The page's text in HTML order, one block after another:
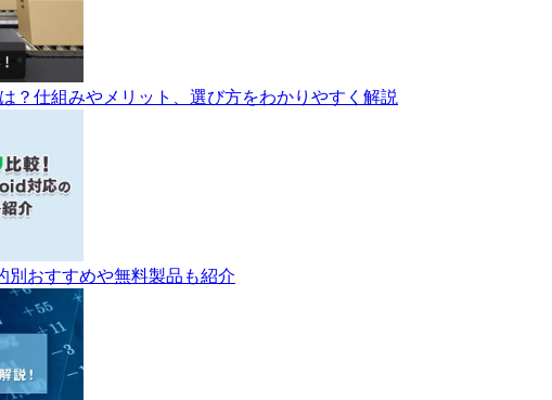
？仕組みやメリット、選び方をわかりやすく解説
別おすすめや無料製品も紹介